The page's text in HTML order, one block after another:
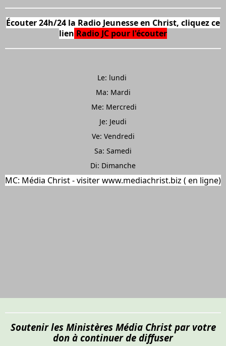
Écouter 24h/24 la Radio Jeunesse en Christ, cliquez ce
lien Radio JC pour l'écouter
Le: lundi
Ma: Mardi
Me: Mercredi
Je: Jeudi
Ve: Vendredi
Sa: Samedi
Di: Dimanche
MC: Média Christ - visiterwww.mediachrist.biz ( en ligne)
Soutenir les Ministères Média Christ par votre
don à continuer de diffuser